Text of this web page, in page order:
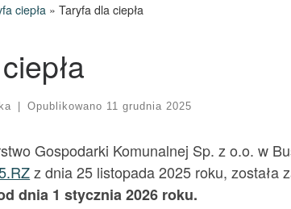
ciepła » Taryfa dla ciepła
Opublikowano 11 grudnia 2025
Gospodarki Komunalnej Sp. z o.o. w
z dnia 25 listopada 2025 roku, została
dnia 1 stycznia 2026 roku.